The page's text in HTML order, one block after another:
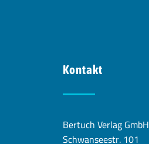
Kontakt
Bertuch Verlag GmbH
Schwanseestr. 101